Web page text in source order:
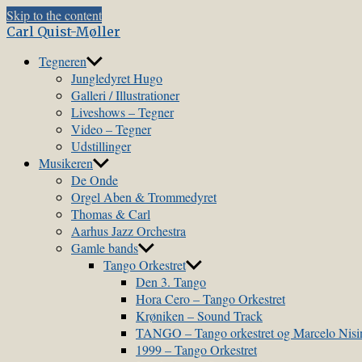
Skip to the content
Carl Quist-Møller
Tegneren
Jungledyret Hugo
Galleri / Illustrationer
Liveshows – Tegner
Video – Tegner
Udstillinger
Musikeren
De Onde
Orgel Aben & Trommedyret
Thomas & Carl
Aarhus Jazz Orchestra
Gamle bands
Tango Orkestret
Den 3. Tango
Hora Cero – Tango Orkestret
Krøniken – Sound Track
TANGO – Tango orkestret og Marcelo
1999 – Tango Orkestret